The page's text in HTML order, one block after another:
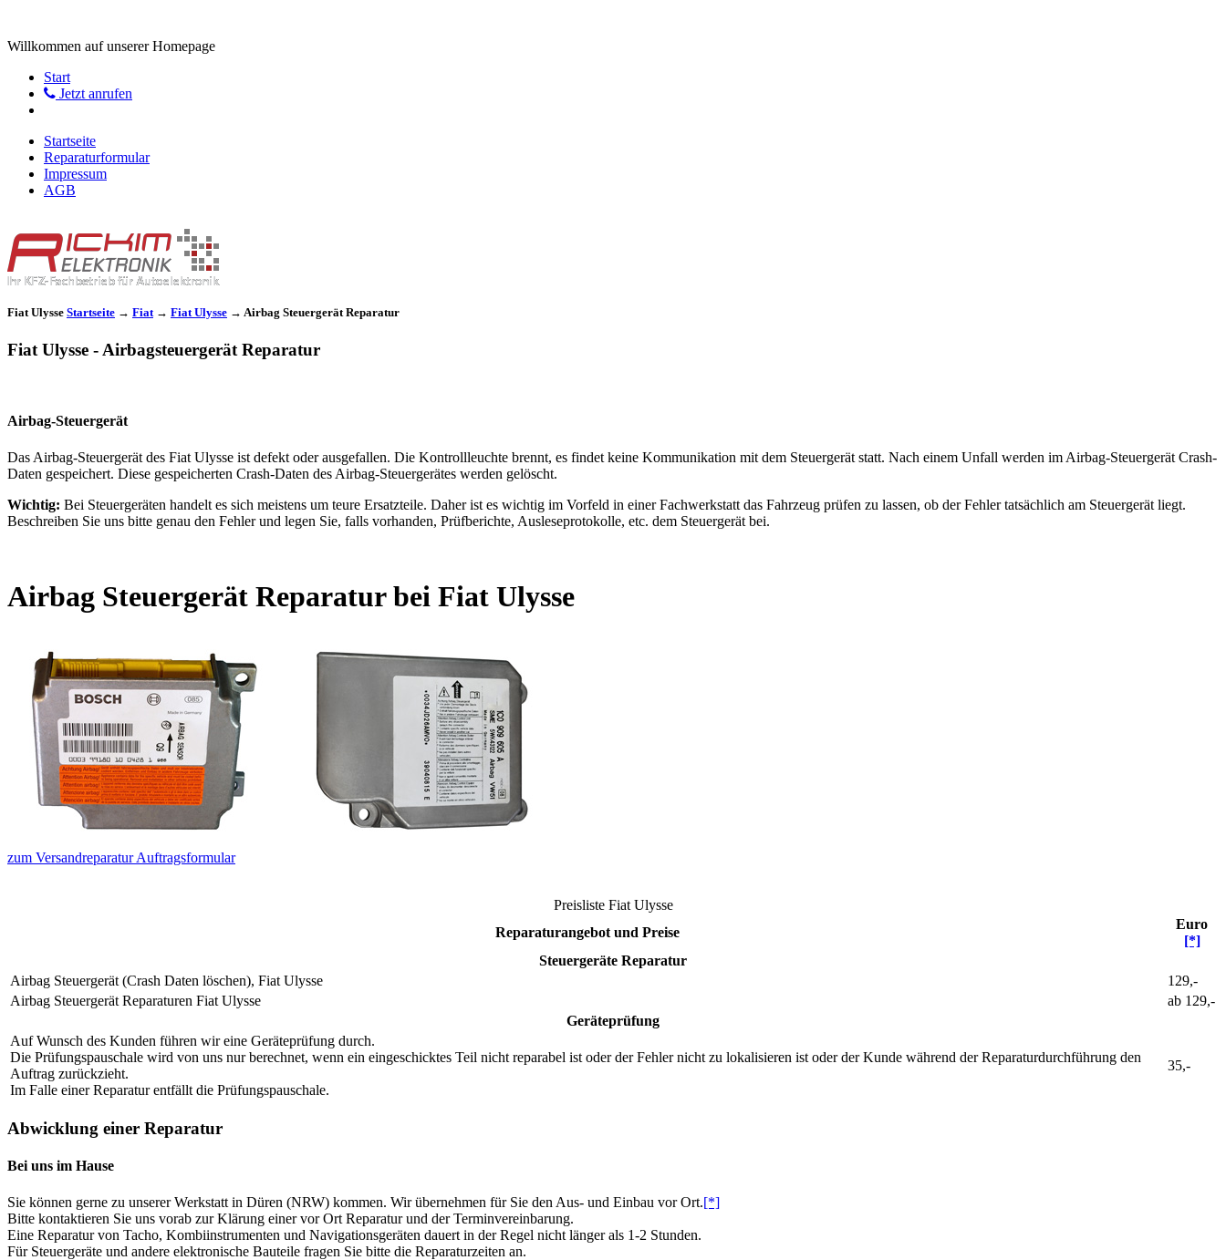
Willkommen auf unserer Homepage
Start
Jetzt anrufen
Startseite
Reparaturformular
Impressum
AGB
Fiat Ulysse Startseite → Fiat→ Fiat Ulysse → Airbag Steuergerät Reparatur
Fiat Ulysse - Airbagsteuergerät Reparatur
Airbag-Steuergerät
Das Airbag-Steuergerät des Fiat Ulysse ist defekt oder ausgefallen. Die Kontrollleuchte brennt, es findet keine Kommunikation mit dem Steuergerät statt. Nach einem Unfall werden im Airbag-Steuergerät Crash-
Daten gespeichert. Diese gespeicherten Crash-Daten des Airbag-Steuergerätes werden gelöscht.
Wichtig: Bei Steuergeräten handelt es sich meistens um teure Ersatzteile. Daher ist es wichtig im Vorfeld in einer Fachwerkstatt das Fahrzeug prüfen zu lassen, ob der Fehler tatsächlich am Steuergerät liegt.
Beschreiben Sie uns bitte genau den Fehler und legen Sie, falls vorhanden, Prüfberichte, Ausleseprotokolle, etc. dem Steuergerät bei.
Airbag Steuergerät Reparatur bei Fiat Ulysse
zum Versandreparatur Auftragsformular
Preisliste Fiat Ulysse
Reparaturangebot und Preise
Euro
[*]
Steuergeräte Reparatur
Airbag Steuergerät (Crash Daten löschen), Fiat Ulysse
129,-
Airbag Steuergerät Reparaturen Fiat Ulysse ab 129,-
Geräteprüfung
Auf Wunsch des Kunden führen wir eine Geräteprüfung durch.
Die Prüfungspauschale wird von uns nur berechnet, wenn ein eingeschicktes Teil nicht reparabel ist oder der Fehler nicht zu lokalisieren ist oder der Kunde während der Reparaturdurchführung den
Auftrag zurückzieht.
Im Falle einer Reparatur entfällt die Prüfungspauschale.
35,-
Abwicklung einer Reparatur
Bei uns im Hause
Sie können gerne zu unserer Werkstatt in Düren (NRW) kommen. Wir übernehmen für Sie den Aus- und Einbau vor Ort.[*]
Bitte kontaktieren Sie uns vorab zur Klärung einer vor Ort Reparatur und der Terminvereinbarung.
Eine Reparatur von Tacho, Kombiinstrumenten und Navigationsgeräten dauert in der Regel nicht länger als 1-2 Stunden.
Für Steuergeräte und andere elektronische Bauteile fragen Sie bitte die Reparaturzeiten an.